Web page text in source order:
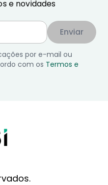
e novidades
Enviar
por e-mail ou
com os Termos e